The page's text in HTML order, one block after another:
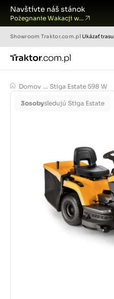
Navštívte náš stánok
Pożegnanie Wakacji w...
Showroom Traktor.com.pl Ukázať trasu
Domov ... Stiga Estate 598 W
3osobysledujú Stiga Estate